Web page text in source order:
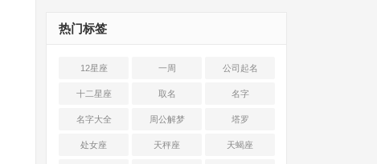
热门标签
12星座 一周 公司起名
十二星座 取名 名字
名字大全 周公解梦 塔罗
处女座 天秤座 天蝎座